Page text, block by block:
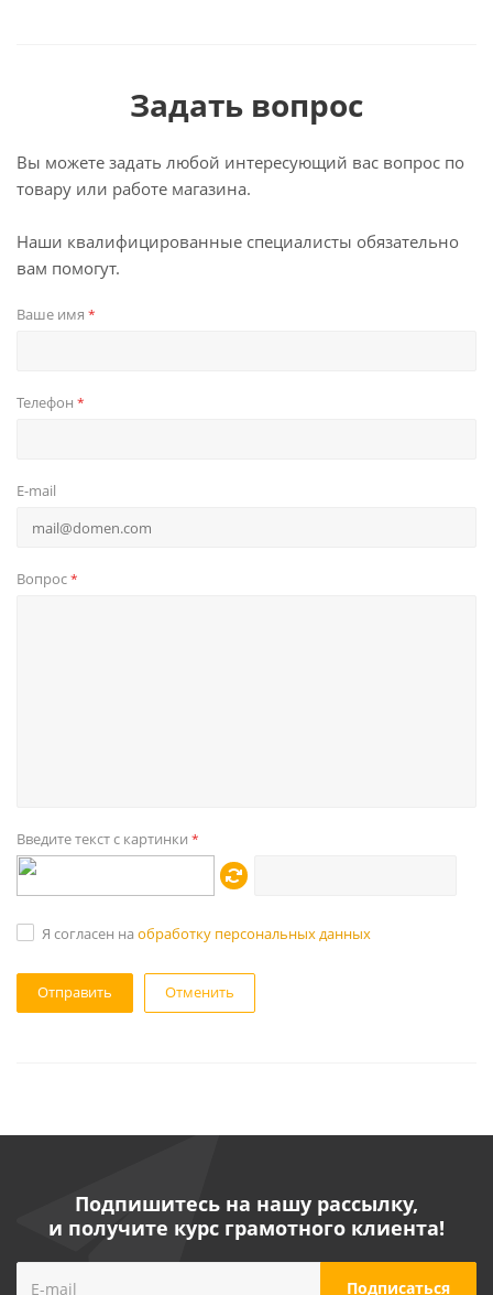
Задать вопрос
Вы можете задать любой интересующий вас вопрос по
товару или работе магазина.
Наши квалифицированные специалисты обязательно
вам помогут.
Ваше имя *
Телефон *
E-mail
Вопрос*
Введите текст с картинки *
Я согласен на обработку персональных данных
Отменить
Подпишитесь на нашу рассылку,
и получите курс грамотного клиента!